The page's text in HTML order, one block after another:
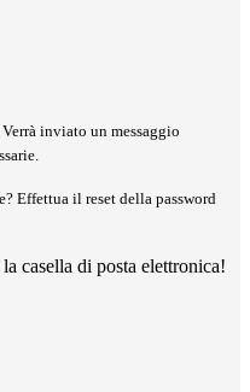
Verrà inviato un messaggio
Effettua il reset della password
casella di posta elettronica!